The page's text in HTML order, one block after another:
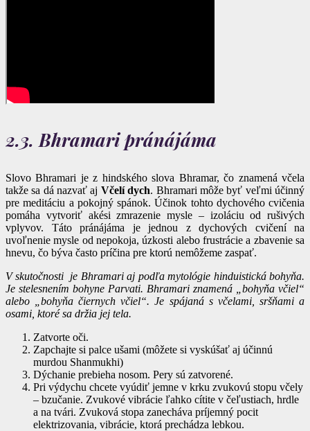
2.3. Bhramari pránájáma
Slovo Bhramari je z hindského slova Bhramar, čo znamená včela
takže sa dá nazvať aj Včelí dych. Bhramari môže byť veľmi účinný
pre meditáciu a pokojný spánok. Účinok tohto dychového cvičenia
pomáha vytvoriť akési zmrazenie mysle – izoláciu od rušivých
vplyvov. Táto pránájáma je jednou z dychových cvičení na
uvoľnenie mysle od nepokoja, úzkosti alebo frustrácie a zbavenie sa
hnevu, čo býva často príčina pre ktorú nemôžeme zaspať.
V skutočnosti je Bhramari aj podľa mytológie hinduistická bohyňa.
Je stelesnením bohyne Parvati. Bhramari znamená „bohyňa včiel“
alebo „bohyňa čiernych včiel“. Je spájaná s včelami, sršňami a
osami, ktoré sa držia jej tela.
Zatvorte oči.
Zapchajte si palce ušami (môžete si vyskúšať aj účinnú
murdou Shanmukhi)
Dýchanie prebieha nosom. Pery sú zatvorené.
Pri výdychu chcete vyúdiť jemne v krku zvukovú stopu včely
– bzučanie. Zvukové vibrácie ľahko cítite v čeľustiach, hrdle
a na tvári. Zvuková stopa zanecháva príjemný pocit
elektrizovania, vibrácie, ktorá prechádza lebkou.